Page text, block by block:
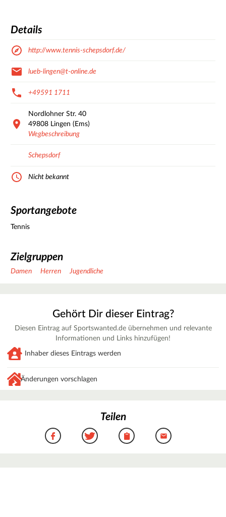
Details
http://www.tennis-schepsdorf.de/
lueb-lingen@t-online.de
+49591 1711
Nordlohner Str. 40
49808 Lingen (Ems)
Wegbeschreibung
Schepsdorf
Nicht bekannt
Sportangebote
Tennis
Zielgruppen
Damen Herren Jugendliche
Gehört Dir dieser Eintrag?
Diesen Eintrag auf Sportswanted.de übernehmen und relevante
Informationen und Links hinzufügen!
Inhaber dieses Eintrags werden
Änderungen vorschlagen
Teilen